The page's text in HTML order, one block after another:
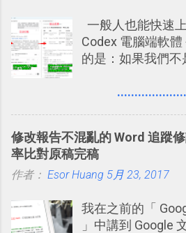
學： Evernote 新
「免帳號登入」
一般人也能快速
Codex 電腦端軟
的是：如果我們
（ChatGPT） 的
打造一個更自動化
修改報告不混亂的 Word 追蹤
率比對原稿完稿
作者： Esor Huang 5月 23, 2017
我在之前的「
」中講到 Google